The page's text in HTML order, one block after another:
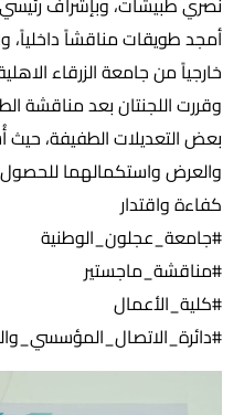
أمجد طويقات مناقشاً داخلياً،
خارجياً من جامعة الزرقاء
وقررت اللجنتان بعد مناقشة
بعض التعديلات الطفيفة،
والعرض واستكمالهما
كفاءة واقتدار
#جامعة_عجلون_الوطنية
#مناقشة_ماجستير
#كلية_الأعمال